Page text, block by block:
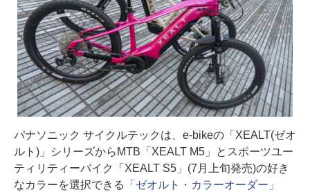
パナソニック サイクルテックは、e-bikeの「XEALT(ゼオ
ルト)」シリーズからMTB「XEALT M5」とスポーツユー
ティリティーバイク「XEALT S5」(7月上旬発売)の好き
なカラーを選択できる
「ゼオルト・カラーオーダー」